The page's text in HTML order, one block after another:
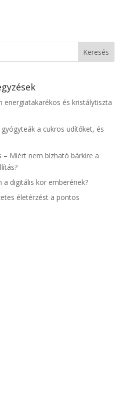
energiatakarékos és kristálytiszta
a cukros üdítőket, és
– Miért nem bízható bárkire a
digitális kor emberének?
életérzést a pontos